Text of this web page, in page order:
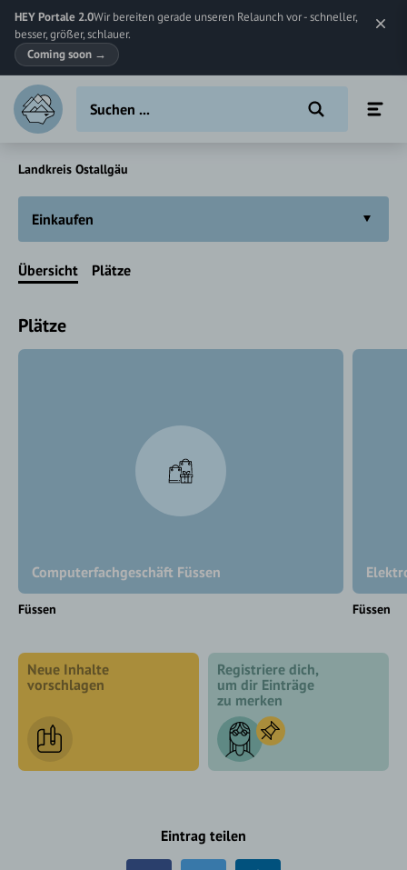
HEY Portale 2.0Wir bereiten gerade unseren Relaunch vor - schneller,
besser, größer, schlauer.
Coming soon →
Landkreis Ostallgäu
Einkaufen
Übersicht Plätze
Plätze
Computerfachgeschäft Füssen
Füssen Füssen
Neue Inhalte
vorschlagen
Registriere dich,
um dir Einträge
zu merken
Eintrag teilen